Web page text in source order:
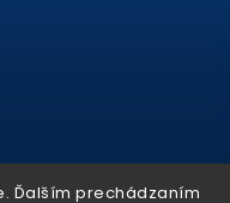
Ďalším prechádzaním